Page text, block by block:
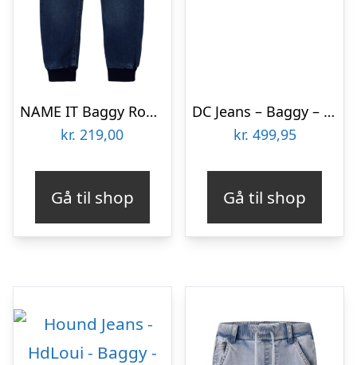
NAME IT Baggy Round Jeans Ben Dark Blue Denim
kr. 219,00
Gå til shop
DC Jeans – Baggy – Black Tint
kr. 499,95
Gå til shop